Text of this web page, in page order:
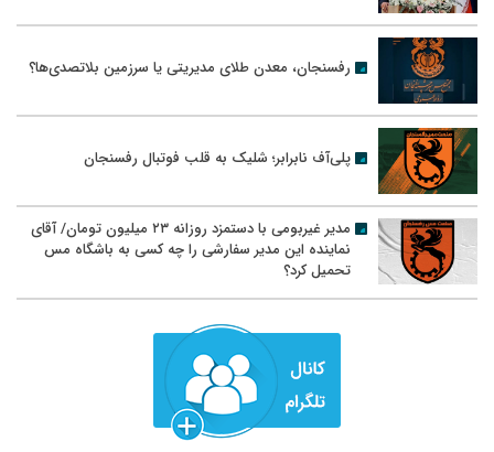
رفسنجان، معدن طلای مدیریتی یا سرزمین بلاتصدی‌ها؟
پلی‌آف نابرابر؛ شلیک به قلب فوتبال رفسنجان
مدیر غیربومی با دستمزد روزانه ۲۳ میلیون تومان/ آقای
نماینده این مدیر سفارشی را چه کسی به باشگاه مس
تحمیل کرد؟